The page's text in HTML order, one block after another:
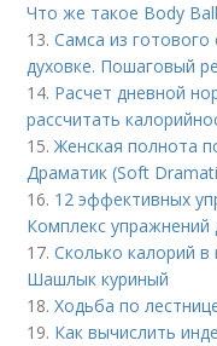
Что же такое Body
13.Самса из готового
духовке. Пошаговый
14. Расчет дневной
рассчитать
15.Женская полнота
Драматик (Soft
16. 12 эффективных
Комплекс упражнений
17.Сколько калорий
Шашлык куриный
18.Ходьба по
19. Как вычислить